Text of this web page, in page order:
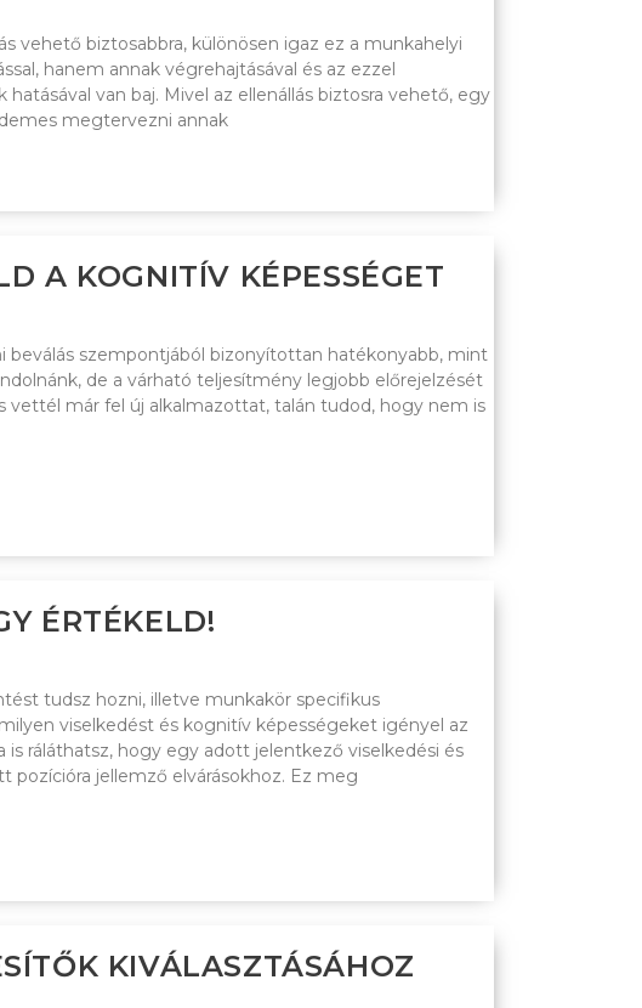
vehető biztosabbra, különösen igaz ez a munkahelyi
hanem annak végrehajtásával és az ezzel
van baj. Mivel az ellenállás biztosra vehető, egy
megtervezni annak
A KOGNITÍV KÉPESSÉGET
beválás szempontjából bizonyítottan hatékonyabb, mint
de a várható teljesítmény legjobb előrejelzését
vettél már fel új alkalmazottat, talán tudod, hogy nem is
ÉRTÉKELD!
tudsz hozni, illetve munkakör specifikus
viselkedést és kognitív képességeket igényel az
ráláthatsz, hogy egy adott jelentkező viselkedési és
jellemző elvárásokhoz. Ez meg
KIVÁLASZTÁSÁHOZ